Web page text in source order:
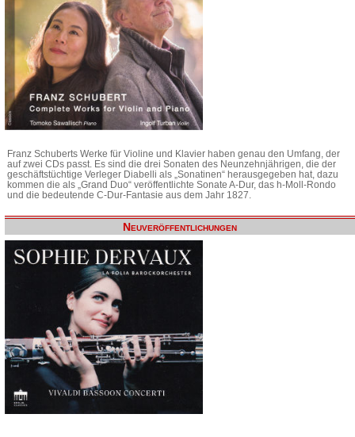
Franz Schuberts Werke für Violine und Klavier haben genau den Umfang, der
auf zwei CDs passt. Es sind die drei Sonaten des Neunzehnjährigen, die der
geschäftstüchtige Verleger Diabelli als „Sonatinen“ herausgegeben hat, dazu
kommen die als „Grand Duo“ veröffentlichte Sonate A-Dur, das h-Moll-Rondo
und die bedeutende C-Dur-Fantasie aus dem Jahr 1827.
Neuveröffentlichungen